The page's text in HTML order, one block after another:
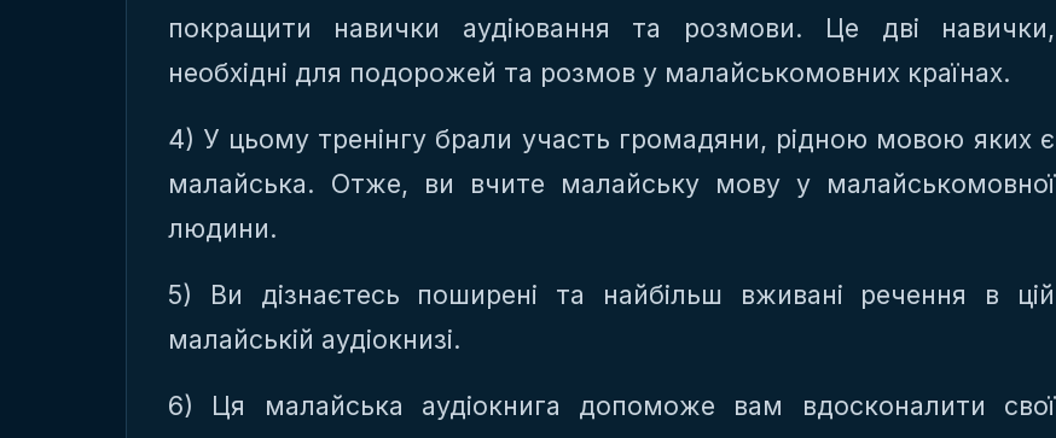
покращити навички аудіювання та розмови. Це дві навички,
необхідні для подорожей та розмов у малайськомовних країнах.
4) У цьому тренінгу брали участь громадяни, рідною мовою яких є
малайська. Отже, ви вчите малайську мову у малайськомовної
людини.
5) Ви дізнаєтесь поширені та найбільш вживані речення в цій
малайській аудіокнизі.
6) Ця малайська аудіокнига допоможе вам вдосконалити свої